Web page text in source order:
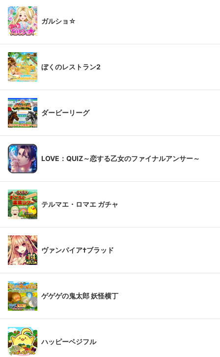
ガルショ☆
ぼくのレストラン2
ダービーリーグ
LOVE：QUIZ～恋する乙女のファイナルアンサー～
テルマエ・ロマエ ガチャ
ヴァンパイア†ブラッド
ゲゲゲの鬼太郎 妖怪横丁
ハッピーベジフル